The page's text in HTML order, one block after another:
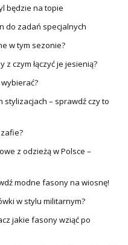
będzie na topie
do zadań specjalnych
w tym sezonie?
czym łączyć je jesienią?
stylizacjach – sprawdź czy to
z odzieżą w Polsce –
modne fasony na wiosnę!
w stylu militarnym?
jakie fasony wziąć po